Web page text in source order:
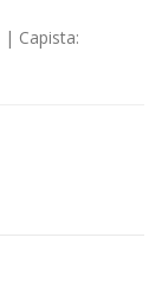
| Capista: